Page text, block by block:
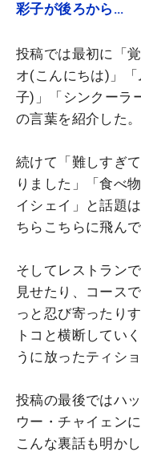
彩子が後ろから…
投稿では最初に「
オ(こんにちは)」
子)」「シンクーラ
の言葉を紹介した。
続けて「難しすぎ
りました」「食べ
イシェイ」と話題
ちらこちらに飛んで
そしてレストラン
見せたり、コース
っと忍び寄ったり
トコと横断してい
うに放ったティシ
投稿の最後ではハ
ウー・チャイェン
こんな裏話も明か